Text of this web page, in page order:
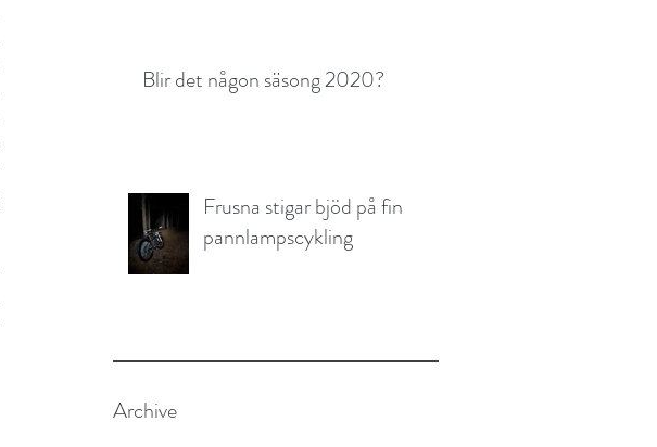
Blir det någon säsong 2020?
Frusna stigar bjöd på fin
pannlampscykling
Archive